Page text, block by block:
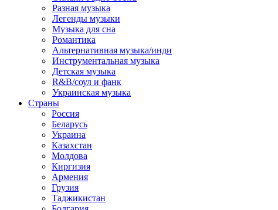
Разная музыка
Легенды музыки
Музыка для сна
Романтика
Альтернативная музыка/инди
Инструментальная музыка
Детская музыка
R&B/cоул и фанк
Украинская музыка
Страны
Россия
Беларусь
Украина
Казахстан
Молдова
Киргизия
Армения
Грузия
Таджикистан